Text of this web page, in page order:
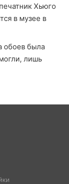
Хьюго
в музее в
обоев была
лишь